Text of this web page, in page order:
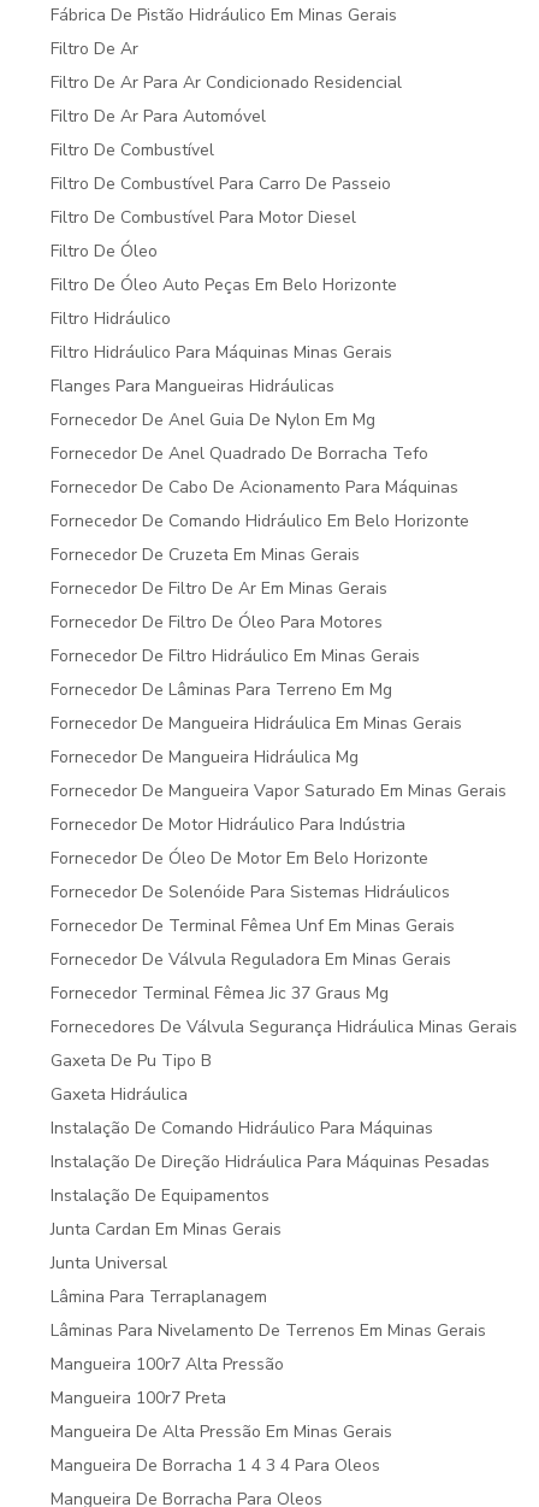
Fábrica De Pistão Hidráulico Em Minas Gerais
Filtro De Ar
Filtro De Ar Para Ar Condicionado Residencial
Filtro De Ar Para Automóvel
Filtro De Combustível
Filtro De Combustível Para Carro De Passeio
Filtro De Combustível Para Motor Diesel
Filtro De Óleo
Filtro De Óleo Auto Peças Em Belo Horizonte
Filtro Hidráulico
Filtro Hidráulico Para Máquinas Minas Gerais
Flanges Para Mangueiras Hidráulicas
Fornecedor De Anel Guia De Nylon Em Mg
Fornecedor De Anel Quadrado De Borracha Tefo
Fornecedor De Cabo De Acionamento Para Máquinas
Fornecedor De Comando Hidráulico Em Belo Horizonte
Fornecedor De Cruzeta Em Minas Gerais
Fornecedor De Filtro De Ar Em Minas Gerais
Fornecedor De Filtro De Óleo Para Motores
Fornecedor De Filtro Hidráulico Em Minas Gerais
Fornecedor De Lâminas Para Terreno Em Mg
Fornecedor De Mangueira Hidráulica Em Minas Gerais
Fornecedor De Mangueira Hidráulica Mg
Fornecedor De Mangueira Vapor Saturado Em Minas Gerais
Fornecedor De Motor Hidráulico Para Indústria
Fornecedor De Óleo De Motor Em Belo Horizonte
Fornecedor De Solenóide Para Sistemas Hidráulicos
Fornecedor De Terminal Fêmea Unf Em Minas Gerais
Fornecedor De Válvula Reguladora Em Minas Gerais
Fornecedor Terminal Fêmea Jic 37 Graus Mg
Fornecedores De Válvula Segurança Hidráulica Minas Gerais
Gaxeta De Pu Tipo B
Gaxeta Hidráulica
Instalação De Comando Hidráulico Para Máquinas
Instalação De Direção Hidráulica Para Máquinas Pesadas
Instalação De Equipamentos
Junta Cardan Em Minas Gerais
Junta Universal
Lâmina Para Terraplanagem
Lâminas Para Nivelamento De Terrenos Em Minas Gerais
Mangueira 100r7 Alta Pressão
Mangueira 100r7 Preta
Mangueira De Alta Pressão Em Minas Gerais
Mangueira De Borracha 1 4 3 4 Para Oleos
Mangueira De Borracha Para Oleos